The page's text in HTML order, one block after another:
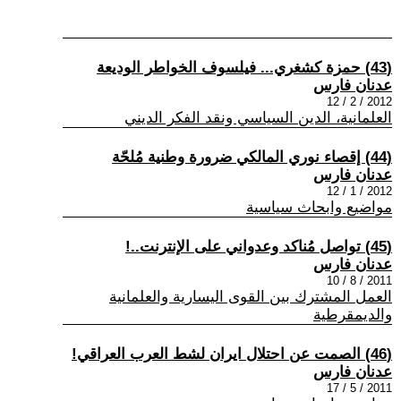
(43) حمزة كشغري... فيلسوف الخواطر الوديعة
عدنان فارس
2012 / 2 / 12
العلمانية، الدين السياسي ونقد الفكر الديني
(44) إقصاء نوري المالكي ضرورة وطنية مُلحّة
عدنان فارس
2012 / 1 / 12
مواضيع وابحاث سياسية
(45) تواصل مُناكد وعدواني على الإنترنت..!
عدنان فارس
2011 / 8 / 10
العمل المشترك بين القوى اليسارية والعلمانية
والديمقرطية
(46) الصمت عن احتلال ايران لشط العرب العراقي!
عدنان فارس
2011 / 5 / 17